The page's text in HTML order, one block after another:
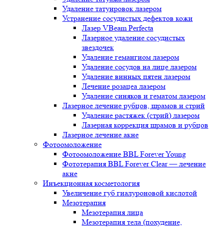
Удаление татуировок лазером
Устранение сосудистых дефектов кожи
Лазер VBeam Perfecta
Лазерное удаление сосудистых
звездочек
Удаление гемангиом лазером
Удаление сосудов на лице лазером
Удаление винных пятен лазером
Лечение розацеа лазером
Удаление синяков и гематом лазером
Лазерное лечение рубцов, шрамов и стрий
Удаление растяжек (стрий) лазером
Лазерная коррекция шрамов и рубцов
Лазерное лечение акне
Фотоомоложение
Фотоомоложение BBL Forever Young
Фототерапия BBL Forever Clear — лечение
акне
Инъекционная косметология
Увеличение губ гиалуроновой кислотой
Мезотерапия
Мезотерапия лица
Мезотерапия тела (похудение,